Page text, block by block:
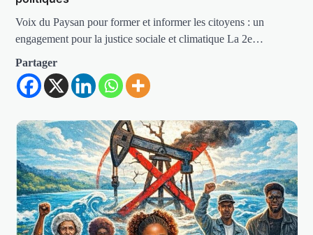
Voix du Paysan pour former et informer les citoyens : un
engagement pour la justice sociale et climatique La 2e…
Partager